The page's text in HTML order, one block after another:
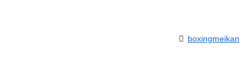
boxingmeikan